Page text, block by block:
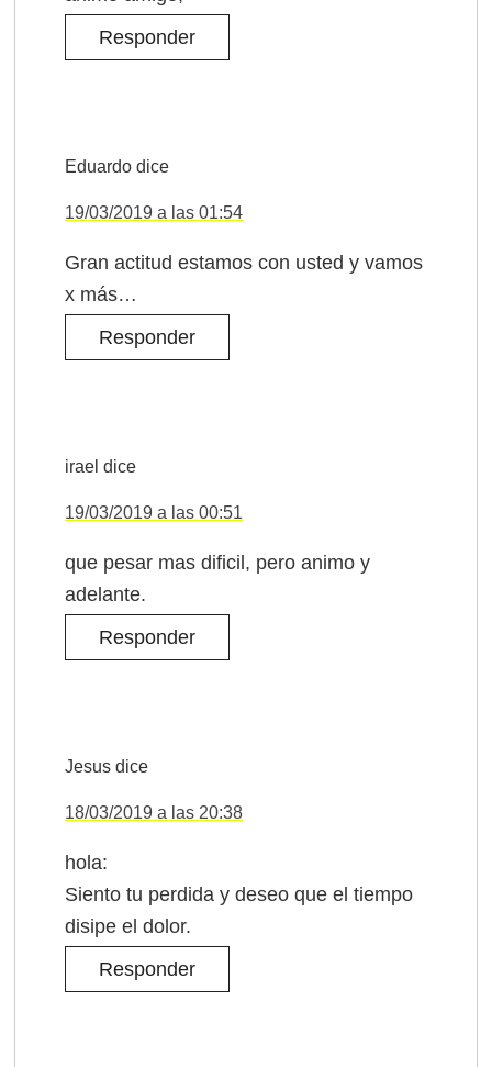
Responder
Eduardo dice
19/03/2019 a las 01:54
Gran actitud estamos con usted y vamos
x más…
Responder
irael dice
19/03/2019 a las 00:51
que pesar mas dificil, pero animo y
adelante.
Responder
Jesus dice
18/03/2019 a las 20:38
hola:
Siento tu perdida y deseo que el tiempo
disipe el dolor.
Responder